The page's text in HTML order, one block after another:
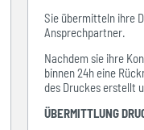
Sie übermitteln ihre
Ansprechpartner.
Nachdem sie ihre
binnen 24h eine
des Druckes erstellt
ÜBERMITTLUNG